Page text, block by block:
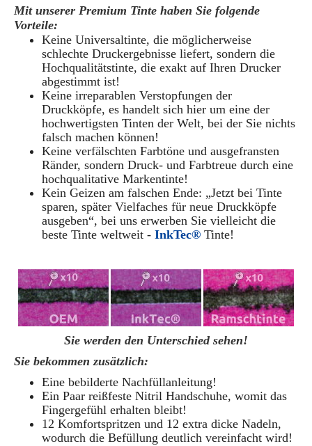
Mit unserer Premium Tinte haben Sie folgende
Vorteile:
Keine Universaltinte, die möglicherweise
schlechte Druckergebnisse liefert, sondern die
Hochqualitätstinte, die exakt auf Ihren Drucker
abgestimmt ist!
Keine irreparablen Verstopfungen der
Druckköpfe, es handelt sich hier um eine der
hochwertigsten Tinten der Welt, bei der Sie nichts
falsch machen können!
Keine verfälschten Farbtöne und ausgefransten
Ränder, sondern Druck- und Farbtreue durch eine
hochqualitative Markentinte!
Kein Geizen am falschen Ende: „Jetzt bei Tinte
sparen, später Vielfaches für neue Druckköpfe
ausgeben“, bei uns erwerben Sie vielleicht die
beste Tinte weltweit - InkTec® Tinte!
Sie werden den Unterschied sehen!
Sie bekommen zusätzlich:
Eine bebilderte Nachfüllanleitung!
Ein Paar reißfeste Nitril Handschuhe, womit das
Fingergefühl erhalten bleibt!
12 Komfortspritzen und 12 extra dicke Nadeln,
wodurch die Befüllung deutlich vereinfacht wird!